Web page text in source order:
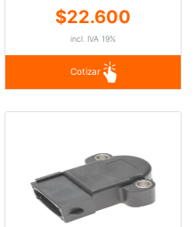
$22.600
incl. IVA 19%
Cotizar